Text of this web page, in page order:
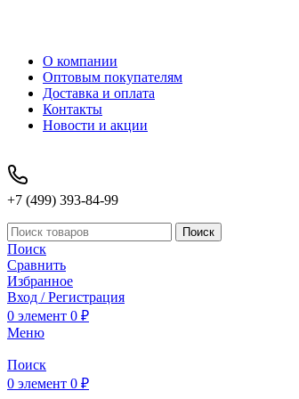
О компании
Оптовым покупателям
Доставка и оплата
Контакты
Новости и акции
+7 (499) 393-84-99
Поиск
Поиск
Сравнить
Избранное
Вход / Регистрация
0 элемент 0 ₽
Меню
Поиск
0 элемент 0 ₽